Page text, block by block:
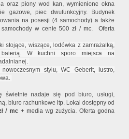
oraz piony wod kan, wymienione okna
gazowe, piec dwufunkcyjny. Budynek
na posesji (4 samochody) a także
w cenie 500 zł / mc. Oferta
stojące, wiszące, lodówka z zamrażalką,
W kuchni sporo miejsca na
stylu, WC Geberit, lustro,
świetnie nadaje się pod biuro, usługi,
biuro rachunkowe itp. Lokal dostępny od
/ mc + media wg zużycia. Oferta godna